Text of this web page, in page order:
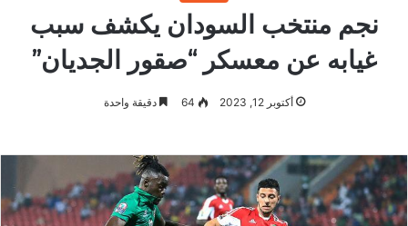
نجم منتخب السودان يكشف سبب
غيابه عن معسكر “صقور الجديان”
أكتوبر 12, 2023 64 دقيقة واحدة